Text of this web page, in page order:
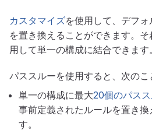
カスタマイズを使用して、デフ
を置き換えることができます。そ
用して単一の構成に結合できます。
パススルーを使用すると、次のこ
単一の構成に最大20個のパス
事前定義されたルールを置き
す。